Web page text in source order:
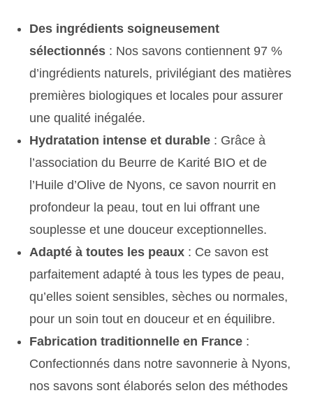
Des ingrédients soigneusement
sélectionnés : Nos savons contiennent 97 %
d’ingrédients naturels, privilégiant des matières
premières biologiques et locales pour assurer
une qualité inégalée.
Hydratation intense et durable : Grâce à
l’association du Beurre de Karité BIO et de
l’Huile d’Olive de Nyons, ce savon nourrit en
profondeur la peau, tout en lui offrant une
souplesse et une douceur exceptionnelles.
Adapté à toutes les peaux : Ce savon est
parfaitement adapté à tous les types de peau,
qu’elles soient sensibles, sèches ou normales,
pour un soin tout en douceur et en équilibre.
Fabrication traditionnelle en France :
Confectionnés dans notre savonnerie à Nyons,
nos savons sont élaborés selon des méthodes